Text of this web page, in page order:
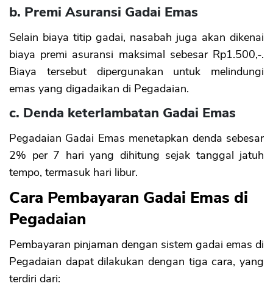
b. Premi Asuransi Gadai Emas
Selain biaya titip gadai, nasabah juga akan dikenai
biaya premi asuransi maksimal sebesar Rp1.500,-.
Biaya tersebut dipergunakan untuk melindungi
emas yang digadaikan di Pegadaian.
c. Denda keterlambatan Gadai Emas
Pegadaian Gadai Emas menetapkan denda sebesar
2% per 7 hari yang dihitung sejak tanggal jatuh
tempo, termasuk hari libur.
Cara Pembayaran Gadai Emas di
Pegadaian
Pembayaran pinjaman dengan sistem gadai emas di
Pegadaian dapat dilakukan dengan tiga cara, yang
terdiri dari: